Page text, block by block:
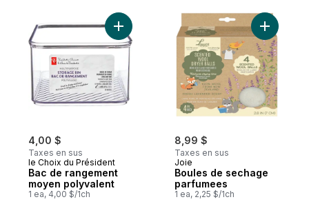
4,00 $
Taxes en sus
le Choix du Président
Bac de rangement
moyen polyvalent
1 ea, 4,00 $/1ch
Ajouter Bac de rangement moyen
8,99 $
Taxes en sus
Joie
Boules de sechage
parfumees
1 ea, 2,25 $/1ch
Ajouter